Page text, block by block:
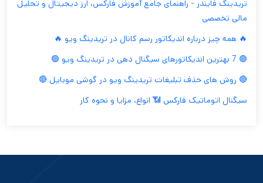
تریدینگ فایندر - راهنمای جامع آموزش فارکس، ارز دیجیتال و تحلیل
مالی تخصصی
🔥 همه چیز درباره اندیکاتور رسم کانال در تریدینگ ویو 🔥
🟢 7 بهترین اندیکاتورهای سیگنال دهی در تریدینگ ویو 🟢
🔴 روش های حذف تبلیغات تریدینگ ویو در گوشی موبایل 🔴
سیگنال اتوماتیک فارکس 📶 انواع، مزایا و نحوه کار